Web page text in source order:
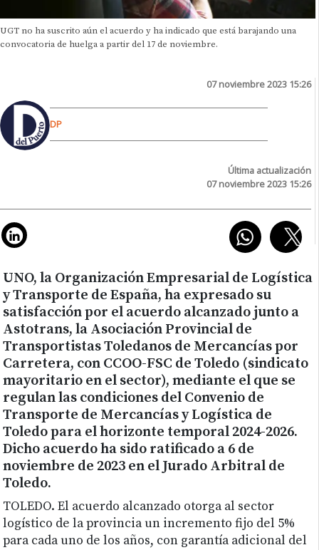
UGT no ha suscrito aún el acuerdo y ha indicado que está barajando una
convocatoria de huelga a partir del 17 de noviembre.
07 noviembre 2023 15:26
DP
Última actualización
07 noviembre 2023 15:26
UNO, la Organización Empresarial de Logística
y Transporte de España, ha expresado su
satisfacción por el acuerdo alcanzado junto a
Astotrans, la Asociación Provincial de
Transportistas Toledanos de Mercancías por
Carretera, con CCOO-FSC de Toledo (sindicato
mayoritario en el sector), mediante el que se
regulan las condiciones del Convenio de
Transporte de Mercancías y Logística de
Toledo para el horizonte temporal 2024-2026.
Dicho acuerdo ha sido ratificado a 6 de
noviembre de 2023 en el Jurado Arbitral de
Toledo.
TOLEDO. El acuerdo alcanzado otorga al sector
logístico de la provincia un incremento fijo del 5%
para cada uno de los años, con garantía adicional del